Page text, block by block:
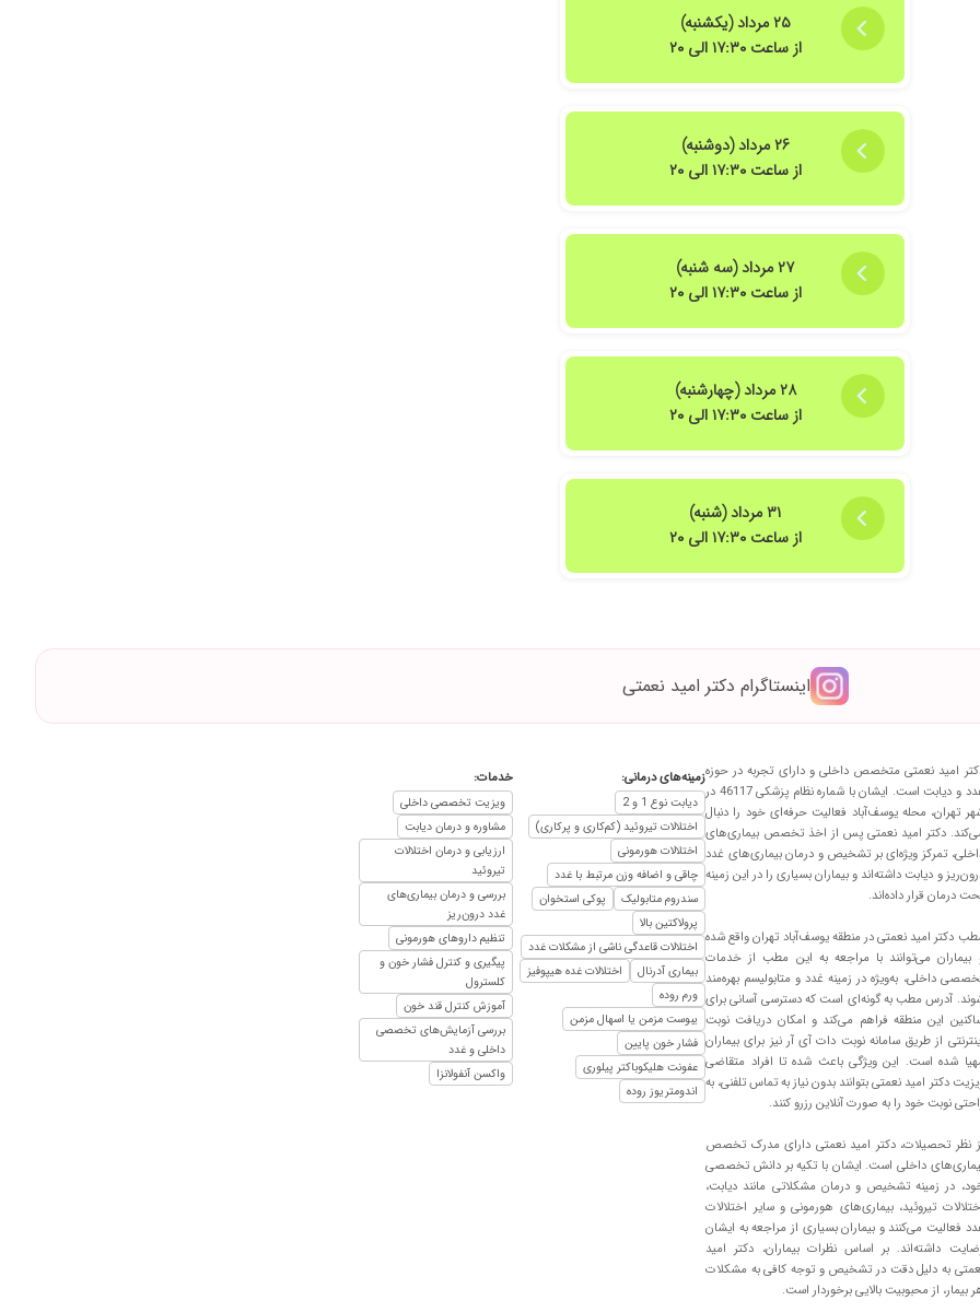
۲۵ مرداد (یکشنبه)
از ساعت ۱۷:۳۰ الی ۲۰
۲۶ مرداد (دوشنبه)
از ساعت ۱۷:۳۰ الی ۲۰
۲۷ مرداد (سه شنبه)
از ساعت ۱۷:۳۰ الی ۲۰
۲۸ مرداد (چهارشنبه)
از ساعت ۱۷:۳۰ الی ۲۰
۳۱ مرداد (شنبه)
از ساعت ۱۷:۳۰ الی ۲۰
اینستاگرام دکتر امید نعمتی
امید نعمتی متخصص داخلی و دارای تجربه در حوزه
غدد و دیابت است. ایشان با شماره نظام پزشکی 46117 در
تهران، محله یوسف‌آباد فعالیت حرفه‌ای خود را دنبال
دکتر امید نعمتی پس از اخذ تخصص بیماری‌های
تمرکز ویژه‌ای بر تشخیص و درمان بیماری‌های غدد
و دیابت داشته‌اند و بیماران بسیاری را در این زمینه
درمان قرار داده‌اند.
دکتر امید نعمتی در منطقه یوسف‌آباد تهران واقع شده
بیماران می‌توانند با مراجعه به این مطب از خدمات
داخلی، به‌ویژه در زمینه غدد و متابولیسم بهره‌مند
آدرس مطب به گونه‌ای است که دسترسی آسانی برای
این منطقه فراهم می‌کند و امکان دریافت نوبت
از طریق سامانه نوبت دات آی آر نیز برای بیماران
شده است. این ویژگی باعث شده تا افراد متقاضی
دکتر امید نعمتی بتوانند بدون نیاز به تماس تلفنی، به
نوبت خود را به صورت آنلاین رزرو کنند.
نظر تحصیلات، دکتر امید نعمتی دارای مدرک تخصص
داخلی است. ایشان با تکیه بر دانش تخصصی
در زمینه تشخیص و درمان مشکلاتی مانند دیابت،
تیروئید، بیماری‌های هورمونی و سایر اختلالات
فعالیت می‌کنند و بیماران بسیاری از مراجعه به ایشان
داشته‌اند. بر اساس نظرات بیماران، دکتر امید
به دلیل دقت در تشخیص و توجه کافی به مشکلات
بیمار، از محبوبیت بالایی برخوردار است.
زمینه‌های درمانی:
دیابت نوع 1 و 2
اختلالات تیروئید (کم‌کاری و پرکاری)
اختلالات هورمونی
چاقی و اضافه وزن مرتبط با غدد
سندروم متابولیک
پوکی استخوان
پرولاکتین بالا
اختلالات قاعدگی ناشی از مشکلات غدد
بیماری آدرنال
اختلالات غده هیپوفیز
ورم روده
یبوست مزمن یا اسهال مزمن
فشار خون پایین
عفونت هلیکوباکتر پیلوری
اندومتریوز روده
خدمات:
ویزیت تخصصی داخلی
مشاوره و درمان دیابت
ارزیابی و درمان اختلالات
تیروئید
بررسی و درمان بیماری‌های
غدد درون‌ریز
تنظیم داروهای هورمونی
پیگیری و کنترل فشار خون و
کلسترول
آموزش کنترل قند خون
بررسی آزمایش‌های تخصصی
داخلی و غدد
واکسن آنفولانزا